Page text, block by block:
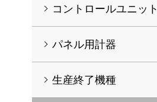
コントロールユニット
パネル用計器
生産終了機種